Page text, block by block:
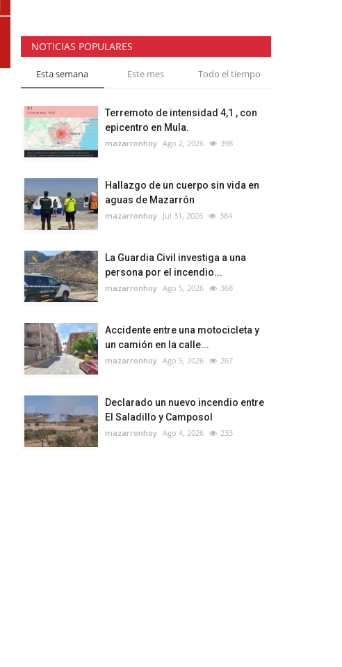
NOTICIAS POPULARES
Esta semana Este mes Todo el tiempo
Terremoto de intensidad 4,1 , con
epicentro en Mula.
mazarronhoy Ago 2, 2026 398
Hallazgo de un cuerpo sin vida en
aguas de Mazarrón
mazarronhoy Jul 31, 2026 384
La Guardia Civil investiga a una
persona por el incendio...
mazarronhoy Ago 5, 2026 368
Accidente entre una motocicleta y
un camión en la calle...
mazarronhoy Ago 5, 2026 267
Declarado un nuevo incendio entre
El Saladillo y Camposol
mazarronhoy Ago 4, 2026 233